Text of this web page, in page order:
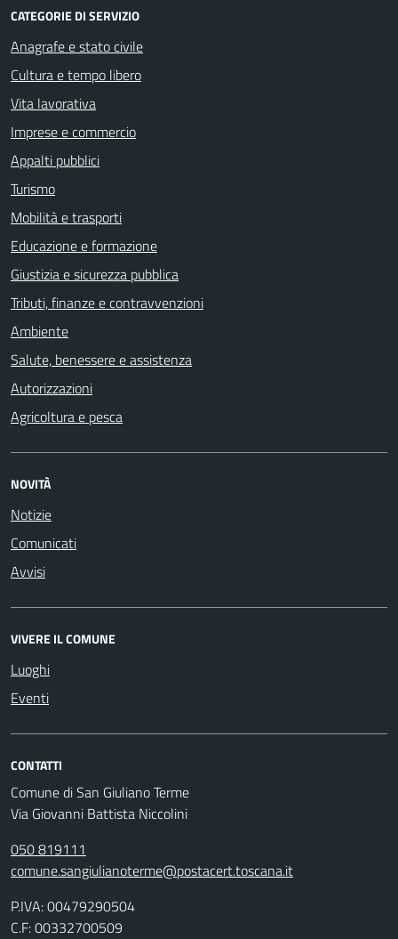
CATEGORIE DI SERVIZIO
Anagrafe e stato civile
Cultura e tempo libero
Vita lavorativa
Imprese e commercio
Appalti pubblici
Turismo
Mobilità e trasporti
Educazione e formazione
Giustizia e sicurezza pubblica
Tributi, finanze e contravvenzioni
Ambiente
Salute, benessere e assistenza
Autorizzazioni
Agricoltura e pesca
NOVITÀ
Notizie
Comunicati
Avvisi
VIVERE IL COMUNE
Luoghi
Eventi
CONTATTI
Comune di San Giuliano Terme
Via Giovanni Battista Niccolini
050 819111
comune.sangiulianoterme@postacert.toscana.it
P.IVA: 00479290504
C.F: 00332700509